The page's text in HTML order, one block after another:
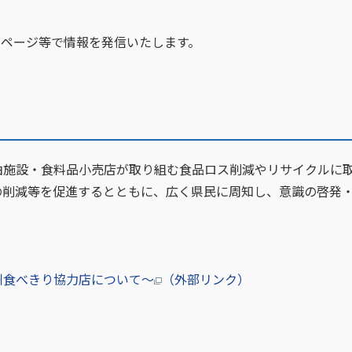
ジ等で情報を発信いたします。
・食料品小売店が取り組む食品ロス削減やリサイクルに
減等を促進するとともに、広く県民に周知し、意識の啓発
べきり協力店について～ （外部リンク）